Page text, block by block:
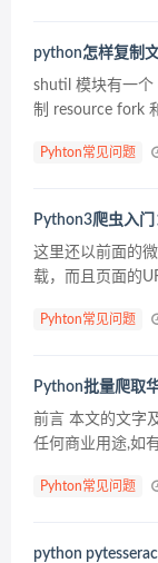
python怎样复制文
shutil 模块有一个
制 resource fork
Pyhton常见问题
Python3爬虫入
这里还以前面的
载，而且页面的
面以Chrome浏览
Pyhton常见问题
Python批量爬取
前言 本文的文字
任何商业用途,如
python免费学习
Pyhton常见问题
python